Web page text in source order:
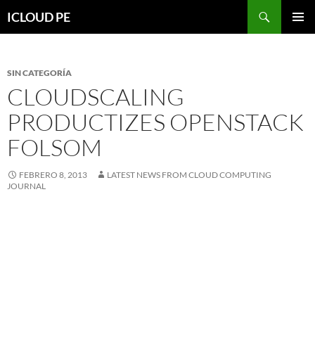
hacia
ICLOUD PE
SIN CATEGORÍA
CLOUDSCALING
PRODUCTIZES OPENSTACK
FOLSOM
FEBRERO 8, 2013
LATEST NEWS FROM CLOUD COMPUTING
JOURNAL